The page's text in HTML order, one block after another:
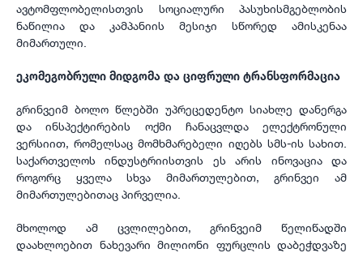
ავტომფლობელისთვის სოციალური პასუხისმგებლობის
ნაწილია და კამპანიის მესიჯი სწორედ ამისკენაა
მიმართული.
ეკომეგობრული მიდგომა და ციფრული ტრანსფორმაცია
გრინვეიმ ბოლო წლებში უპრეცედენტო სიახლე დანერგა
და ინსპექტირების ოქმი ჩანაცვლდა ელექტრონული
ვერსიით, რომელსაც მომხმარებელი იღებს სმს-ის სახით.
საქართველოს ინდუსტრიისთვის ეს არის ინოვაცია და
როგორც ყველა სხვა მიმართულებით, გრინვეი ამ
მიმართულებითაც პირველია.
მხოლოდ ამ ცვლილებით, გრინვეიმ წელიწადში
დაახლოებით ნახევარი მილიონი ფურცლის დაბეჭდვაზე